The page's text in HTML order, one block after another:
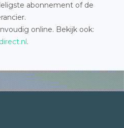
abonnement of de
online. Bekijk ook:
.